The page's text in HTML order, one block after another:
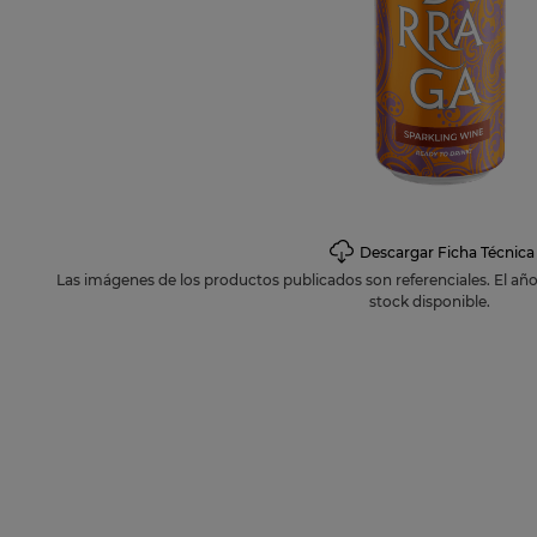
Descargar Ficha Técnica
Las imágenes de los productos publicados son referenciales. El
stock disponible.
10.